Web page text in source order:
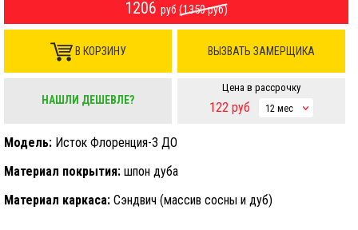
Модель: Исток Флоренция-3 ДО
Материал покрытия: шпон дуба
Материал каркаса: Сэндвич (массив сосны и дуб)
1206 руб (1350руб)
В КОРЗИНУ ВЫЗВАТЬ ЗАМЕРЩИКА
Цена в рассрочку
122 руб 12 мес
НАШЛИ ДЕШЕВЛЕ?